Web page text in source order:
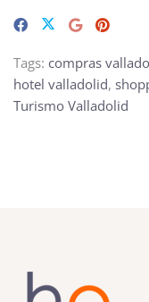
Tags: compras
hotel valladolid,
Turismo Valladolid